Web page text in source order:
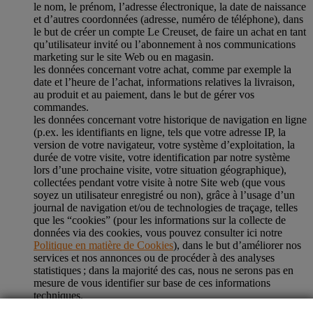
le nom, le prénom, l’adresse électronique, la date de naissance
et d’autres coordonnées (adresse, numéro de téléphone), dans
le but de créer un compte Le Creuset, de faire un achat en tant
qu’utilisateur invité ou l’abonnement à nos communications
marketing sur le site Web ou en magasin.
les données concernant votre achat, comme par exemple la
date et l’heure de l’achat, informations relatives la livraison,
au produit et au paiement, dans le but de gérer vos
commandes.
les données concernant votre historique de navigation en ligne
(p.ex. les identifiants en ligne, tels que votre adresse IP, la
version de votre navigateur, votre système d’exploitation, la
durée de votre visite, votre identification par notre système
lors d’une prochaine visite, votre situation géographique),
collectées pendant votre visite à notre Site web (que vous
soyez un utilisateur enregistré ou non), grâce à l’usage d’un
journal de navigation et/ou de technologies de traçage, telles
que les “cookies” (pour les informations sur la collecte de
données via des cookies, vous pouvez consulter ici notre
Politique en matière de Cookies), dans le but d’améliorer nos
services et nos annonces ou de procéder à des analyses
statistiques ; dans la majorité des cas, nous ne serons pas en
mesure de vous identifier sur base de ces informations
techniques.